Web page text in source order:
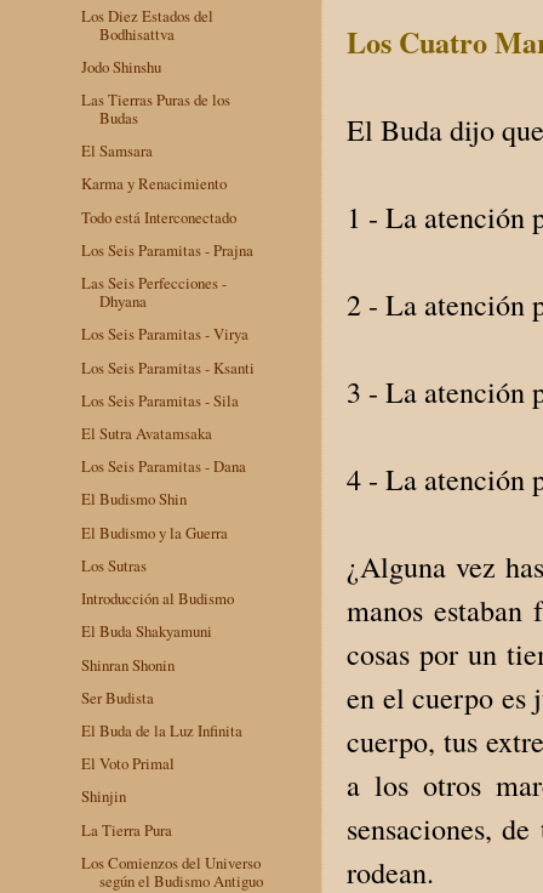
Los Cuatro
El Buda dijo
1 - La atención
2 - La atención
3 - La atención
4 - La atención
¿Alguna vez
manos estaban
cosas por un
en el cuerpo es
cuerpo, tus
a los otros
sensaciones,
rodean.
Los Diez Estados del
Bodhisattva
Jodo Shinshu
Las Tierras Puras de los
Budas
El Samsara
Karma y Renacimiento
Todo está Interconectado
Los Seis Paramitas - Prajna
Las Seis Perfecciones -
Dhyana
Los Seis Paramitas - Virya
Los Seis Paramitas - Ksanti
Los Seis Paramitas - Sila
El Sutra Avatamsaka
Los Seis Paramitas - Dana
El Budismo Shin
El Budismo y la Guerra
Los Sutras
Introducción al Budismo
El Buda Shakyamuni
Shinran Shonin
Ser Budista
El Buda de la Luz Infinita
El Voto Primal
Shinjin
La Tierra Pura
Los Comienzos del Universo
según el Budismo Antiguo